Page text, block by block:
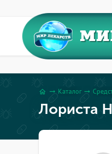
home arrow_right_alt Каталог arrow_right_alt
Лориста